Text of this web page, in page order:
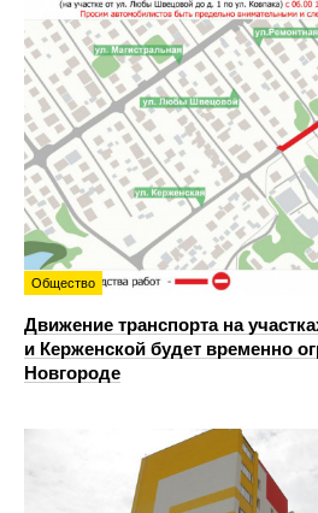
Общество
Движение транспорта на
и Керженской будет временно
Новгороде